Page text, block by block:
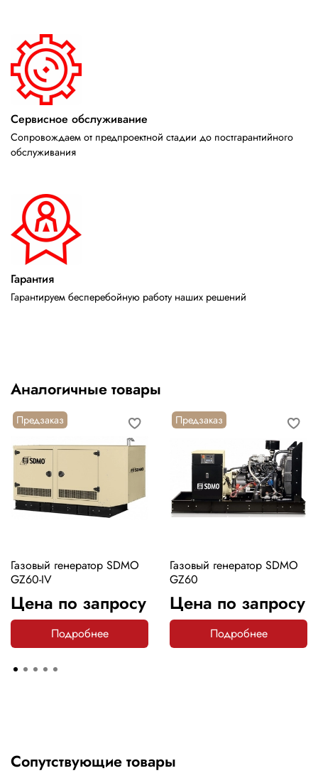
Сервисное обслуживание
Сопровождаем от предпроектной стадии до постгарантийного
обслуживания
Гарантия
Гарантируем бесперебойную работу наших решений
Аналогичные товары
Предзаказ
Газовый генератор SDMO
GZ60-IV
Цена по запросу
Подробнее
Предзаказ
Газовый генератор SDMO
GZ60
Цена по запросу
Подробнее
Сопутствующие товары